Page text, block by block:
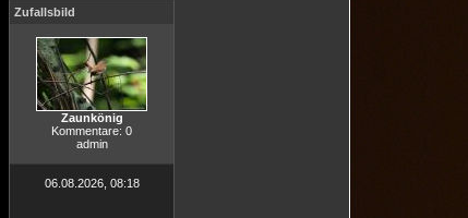
Zufallsbild
Zaunkönig
Kommentare: 0
admin
06.08.2026, 08:18